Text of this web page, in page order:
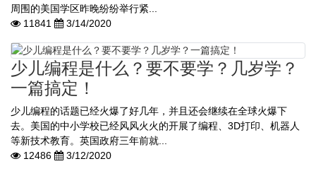
周围的美国学区昨晚纷纷举行紧...
11841
3/14/2020
少儿编程是什么？要不要学？几岁学？
一篇搞定！
少儿编程的话题已经火爆了好几年，并且还会继续在全球火爆下
去。美国的中小学校已经风风火火的开展了编程、3D打印、机器人
等新技术教育。英国政府三年前就...
12486
3/12/2020